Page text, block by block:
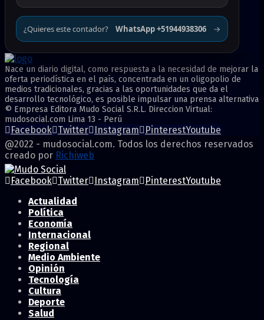
¿Quieres este contador? WhatsApp +51944938306 →
Nace un diario digital, como respuesta a la necesidad de mejorar la
oferta periodística en el país, concentrada en un oligopolio de
medios tradicionales, gracias a las oportunidades que da el
desarrollo tecnológico, es posible impulsar una prensa alternativa
© Empresa Editora Mudo Social S.R.L. Direccion Virtual:
mudosocial.com Lima 13 - Perú
Facebook Twitter Instagram PinterestYoutube
@2022 - mudosocial.com. Todos los derechos reservados
creado por Richiweb
Facebook Twitter Instagram PinterestYoutube
Actualidad
Política
Economía
Internacional
Regional
Medio Ambiente
Opinión
Tecnología
Cultura
Deporte
Salud